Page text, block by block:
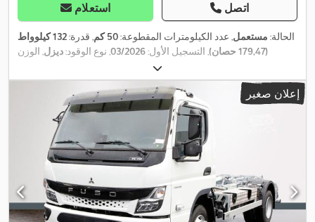
استعلام اتصل
الحالة: مستعمل, عدد الكيلومترات المقطوعة:50 كم , قدرة:
132 كيلوواط
(179,47 حصان)
, التسجيل الأول:03/2026, نوع الوقود:ديزل, الوزن
, تكوين المحور:
03/2026
, لون:أبيض, نوع التروس:ميكانيكي, معدات:برنامج الثبات
الإلكتروني (ESP), تكييف الهواء, مرشح السخام
إعلان صغير